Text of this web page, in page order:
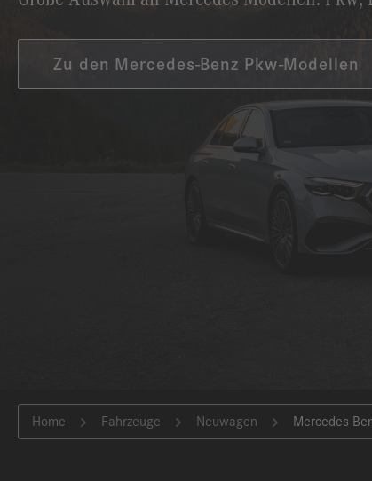
Zum Mercedes-Benz CLE Cabriolet
Home Fahrzeuge Neuwagen Mercedes-